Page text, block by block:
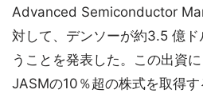
Advanced Semiconductor
対して、デンソーが約3.5 億
うことを発表した。この出資
JASMの10％超の株式を取得す